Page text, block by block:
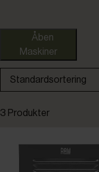
Maskiner
Standardsortering
Laveste pris
3 Produkter